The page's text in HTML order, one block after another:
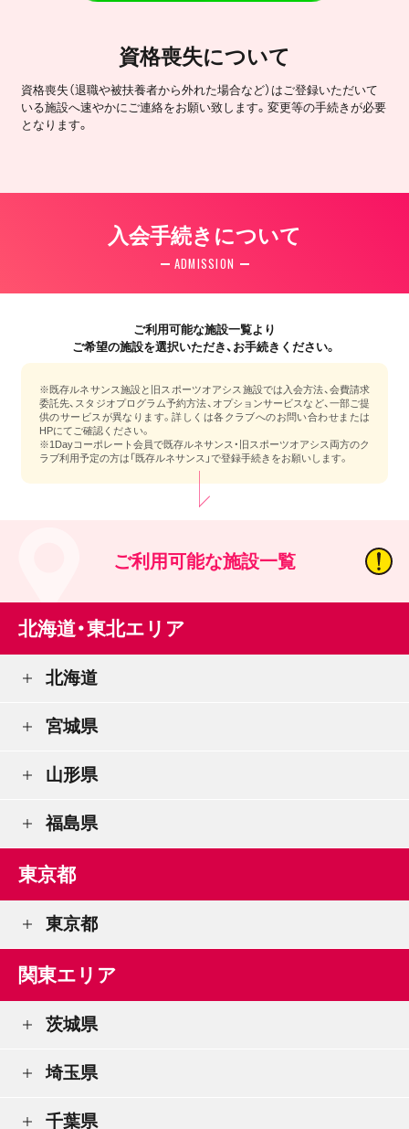
資格喪失について
資格喪失（退職や被扶養者から外れた場合など）はご登録いただいて
いる施設へ速やかにご連絡をお願い致します。変更等の手続きが必要
となります。
入会手続きについて
ADMISSION
ご利用可能な施設一覧より
ご希望の施設を選択いただき、お手続きください。
※既存ルネサンス施設と旧スポーツオアシス施設では入会方法、会費請求
委託先、スタジオプログラム予約方法、オプションサービスなど、一部ご提
供のサービスが異なります。詳しくは各クラブへのお問い合わせまたは
HPにてご確認ください。
※1Dayコーポレート会員で既存ルネサンス・旧スポーツオアシス両方のク
ラブ利用予定の方は「既存ルネサンス」で登録手続きをお願いします。
ご利用可能な施設一覧
北海道・東北エリア
北海道
宮城県
山形県
福島県
東京都
東京都
関東エリア
茨城県
埼玉県
千葉県